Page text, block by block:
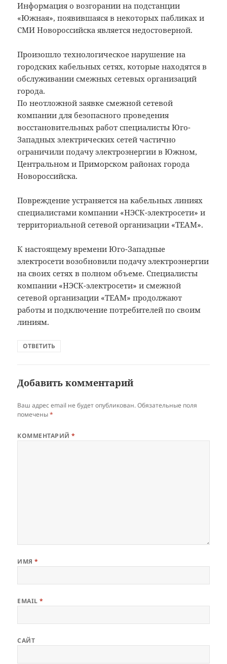
Информация о возгорании на подстанции
«Южная», появившаяся в некоторых пабликах и
СМИ Новороссийска является недостоверной.
Произошло технологическое нарушение на
городских кабельных сетях, которые находятся в
обслуживании смежных сетевых организаций
города.
По неотложной заявке смежной сетевой
компании для безопасного проведения
восстановительных работ специалисты Юго-
Западных электрических сетей частично
ограничили подачу электроэнергии в Южном,
Центральном и Приморском районах города
Новороссийска.
Повреждение устраняется на кабельных линиях
специалистами компании «НЭСК-электросети» и
территориальной сетевой организации «ТЕАМ».
К настоящему времени Юго-Западные
электросети возобновили подачу электроэнергии
на своих сетях в полном объеме. Специалисты
компании «НЭСК-электросети» и смежной
сетевой организации «ТЕАМ» продолжают
работы и подключение потребителей по своим
линиям.
ОТВЕТИТЬ
Добавить комментарий
Ваш адрес email не будет опубликован. Обязательные поля
помечены*
КОММЕНТАРИЙ*
ИМЯ*
EMAIL*
САЙТ